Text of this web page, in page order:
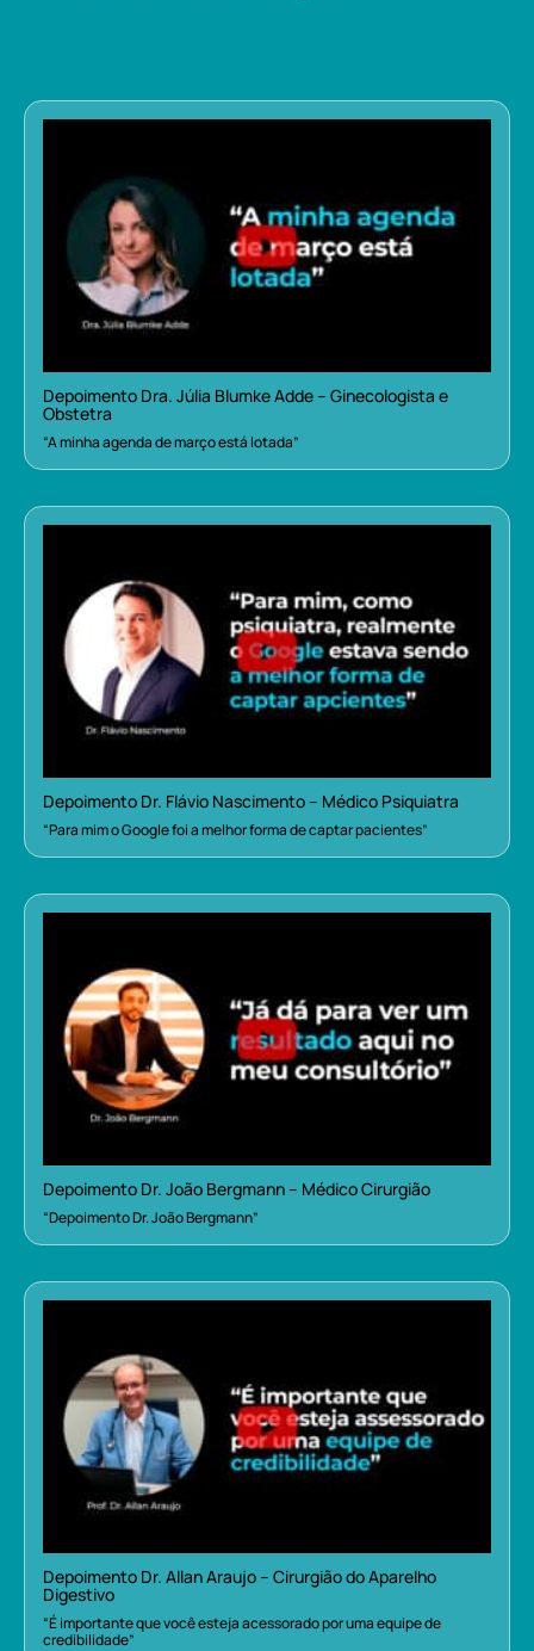
Depoimento Dra. Júlia Blumke Adde – Ginecologista e
Obstetra
“A minha agenda de março está lotada”
Depoimento Dr. Flávio Nascimento – Médico Psiquiatra
“Para mim o Google foi a melhor forma de captar pacientes”
Depoimento Dr. João Bergmann – Médico Cirurgião
“Depoimento Dr. João Bergmann”
Depoimento Dr. Allan Araujo – Cirurgião do Aparelho
Digestivo
“É importante que você esteja acessorado por uma equipe de
credibilidade”